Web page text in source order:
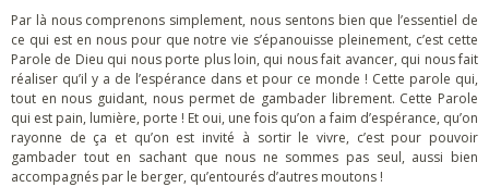
Par là nous comprenons simplement, nous sentons bien que l’essentiel de
ce qui est en nous pour que notre vie s’épanouisse pleinement, c’est cette
Parole de Dieu qui nous porte plus loin, qui nous fait avancer, qui nous fait
réaliser qu’il y a de l’espérance dans et pour ce monde ! Cette parole qui,
tout en nous guidant, nous permet de gambader librement. Cette Parole
qui est pain, lumière, porte ! Et oui, une fois qu’on a faim d’espérance, qu’on
rayonne de ça et qu’on est invité à sortir le vivre, c’est pour pouvoir
gambader tout en sachant que nous ne sommes pas seul, aussi bien
accompagnés par le berger, qu’entourés d’autres moutons !